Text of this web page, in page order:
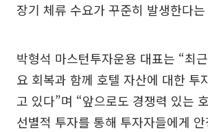
장기 체류 수요가 꾸준히 발생한다
박형석 마스턴투자운용 대표는 “최
요 회복과 함께 호텔 자산에 대한 투
고 있다”며 “앞으로도 경쟁력 있는
선별적 투자를 통해 투자자들에게